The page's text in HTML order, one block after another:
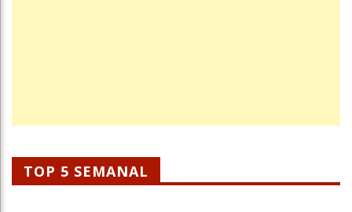
TOP 5 SEMANAL